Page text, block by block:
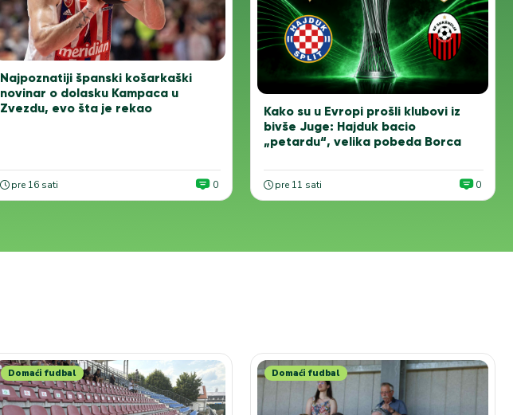
Najpoznatiji španski košarkaški
novinar o dolasku Kampaca u
Zvezdu, evo šta je rekao
pre 16 sati 0
Kako su u Evropi prošli klubovi iz
bivše Juge: Hajduk bacio
„petardu“, velika pobeda Borca
pre 11 sati 0
Domaći fudbal Domaći fudbal